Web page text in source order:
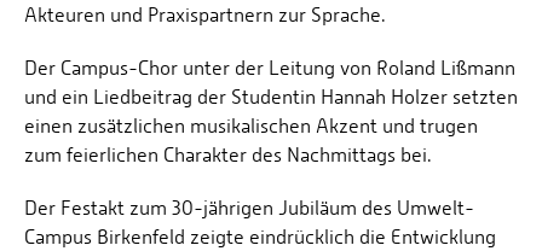
Akteuren und Praxispartnern zur Sprache.
Der Campus-Chor unter der Leitung von Roland Lißmann
und ein Liedbeitrag der Studentin Hannah Holzer setzten
einen zusätzlichen musikalischen Akzent und trugen
zum feierlichen Charakter des Nachmittags bei.
Der Festakt zum 30-jährigen Jubiläum des Umwelt-
Campus Birkenfeld zeigte eindrücklich die Entwicklung